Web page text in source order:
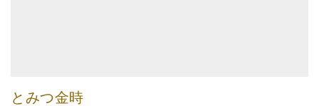
とみつ金時